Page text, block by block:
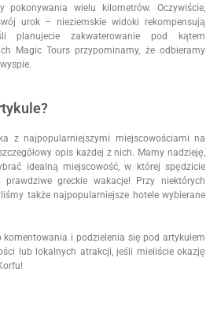
pokonywania wielu kilometrów. Oczywiście,
urok – nieziemskie widoki rekompensują
planujecie zakwaterowanie pod kątem
Magic Tours przypominamy, że odbieramy
z najpopularniejszymi miejscowościami na
opis każdej z nich. Mamy nadzieję,
idealną miejscowość, w której spędzicie
greckie wakacje! Przy niektórych
także najpopularniejsze hotele wybierane
i podzielenia się pod artykułem
lub lokalnych atrakcji, jeśli mieliście okazję